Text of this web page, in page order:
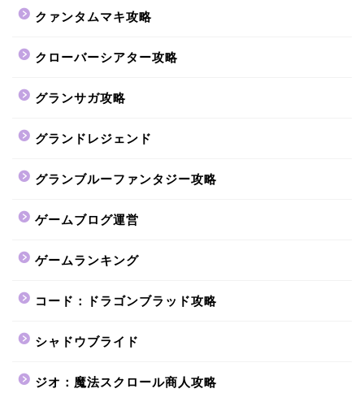
クァンタムマキ攻略
クローバーシアター攻略
グランサガ攻略
グランドレジェンド
グランブルーファンタジー攻略
ゲームブログ運営
ゲームランキング
コード：ドラゴンブラッド攻略
シャドウブライド
ジオ：魔法スクロール商人攻略